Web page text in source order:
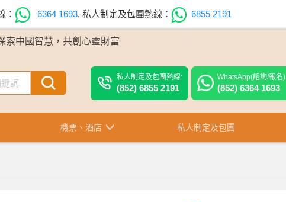
： 6364 1693, 私人制定及包團熱線： 6855 2191
索中國智慧，共創心靈財富
私人制定及包團熱線:
(852) 6855 2191
WhatsApp(諮詢/報名)
(852) 6364 1693
機票、酒店 私人制定及包團